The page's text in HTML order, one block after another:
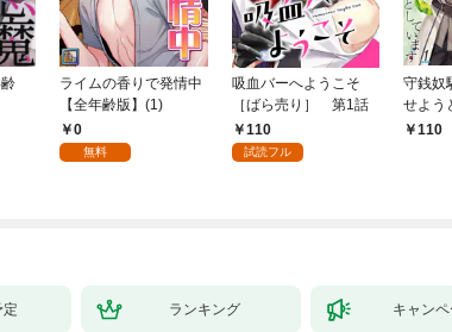
ライムの香りで発情中
【全年齢版】(1)
0
無料
吸血バーへようこそ
［ばら売り］ 第1話
110
試読フル
守銭奴
せよう
【単話
110
定 ランキング キャン